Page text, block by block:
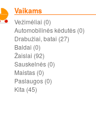
Vaikams
Vežimėliai (0)
Automobilinės kėdutės (0)
Drabužiai, batai (27)
Baldai (0)
Žaislai (92)
Sauskelnės (0)
Maistas (0)
Paslaugos (0)
Kita (45)